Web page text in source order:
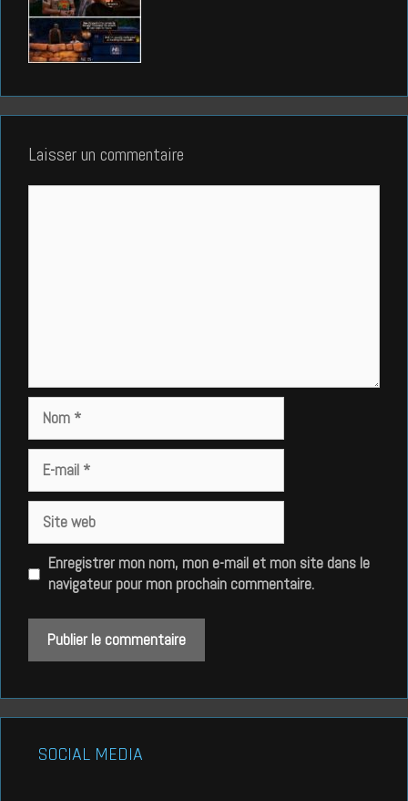
Laisser un commentaire
mail
web
Enregistrer mon nom, mon e-mail et mon site dans le
navigateur pour mon prochain commentaire.
SOCIAL MEDIA